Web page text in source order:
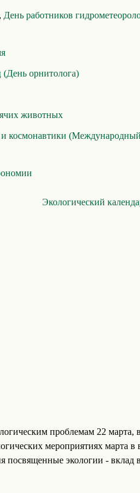
, День работников
орнитолога)
животных
космонавтики
Экологический
проблемам 22 марта,
мероприятиях марта в
посвященные экологии - вклад